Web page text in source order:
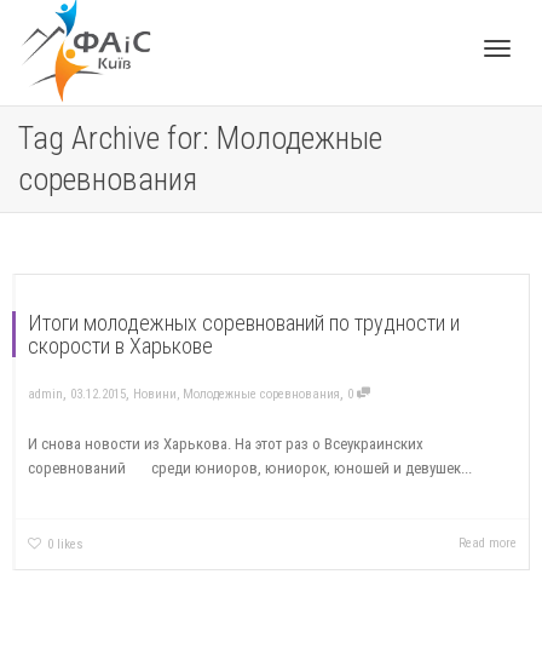
Tag Archive for: Молодежные
соревнования
Итоги молодежных соревнований по трудности и
скорости в Харькове
admin, 03.12.2015, Новини, Молодежные соревнования, 0
И снова новости из Харькова. На этот раз о Всеукраинских
соревнований среди юниоров, юниорок, юношей и девушек...
0 likes Read more